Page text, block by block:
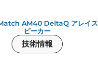
AM40 DeltaQ アレイス
ピーカー
技術情報